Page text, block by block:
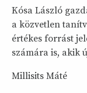
Kósa László
a közvetlen
értékes forrást
számára is, akik
Millisits Máté